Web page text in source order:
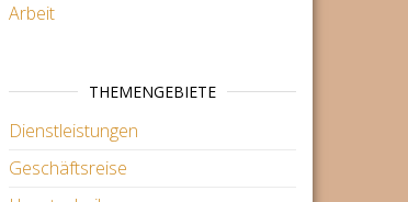
Arbeit
THEMENGEBIETE
Dienstleistungen
Geschäftsreise